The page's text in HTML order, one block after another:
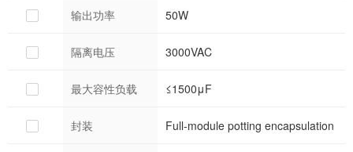
输出功率 50W
隔离电压 3000VAC
最大容性负载 ≤1500μF
封装 Full-module potting encapsulation